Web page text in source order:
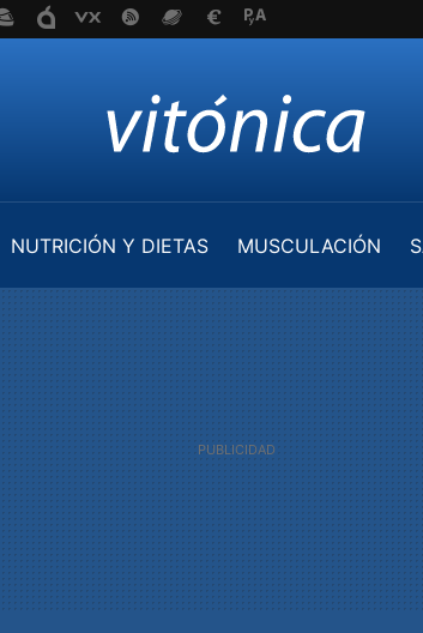
NUTRICIÓN Y DIETAS MUSCULACIÓN